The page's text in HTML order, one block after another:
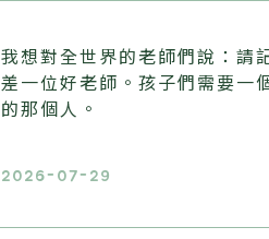
我想對全世界的老師們說：請
差一位好老師。孩子們需要一
的那個人。
2026-07-29